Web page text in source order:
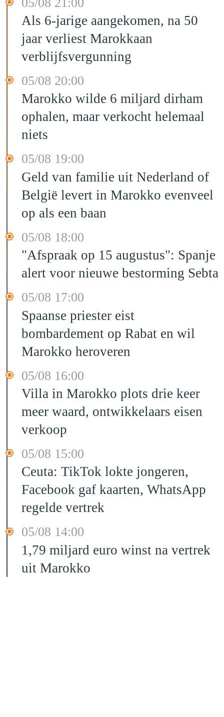
Als 6-jarige aangekomen, na 50
jaar verliest Marokkaan
verblijfsvergunning
05/08 20:00
Marokko wilde 6 miljard dirham
ophalen, maar verkocht helemaal
niets
05/08 19:00
Geld van familie uit Nederland of
België levert in Marokko evenveel
op als een baan
05/08 18:00
"Afspraak op 15 augustus": Spanje
alert voor nieuwe bestorming Sebta
05/08 17:00
Spaanse priester eist
bombardement op Rabat en wil
Marokko heroveren
05/08 16:00
Villa in Marokko plots drie keer
meer waard, ontwikkelaars eisen
verkoop
05/08 15:00
Ceuta: TikTok lokte jongeren,
Facebook gaf kaarten, WhatsApp
regelde vertrek
05/08 14:00
1,79 miljard euro winst na vertrek
uit Marokko